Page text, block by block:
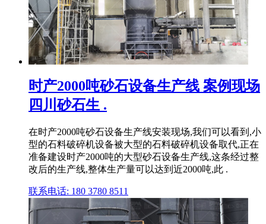
时产2000吨砂石设备生产线 案例现场
四川砂石生 .
在时产2000吨砂石设备生产线安装现场,我们可以看到,小
型的石料破碎机设备被大型的石料破碎机设备取代,正在
准备建设时产2000吨的大型砂石设备生产线,这条经过整
改后的生产线,整体生产量可以达到近2000吨,此 .
联系电话: 180 3780 8511